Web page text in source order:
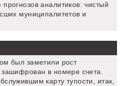
аналитиков: чистый
муниципалитетов и
был заметили рост
зашифрован в номере счета.
карту тупости, итак,